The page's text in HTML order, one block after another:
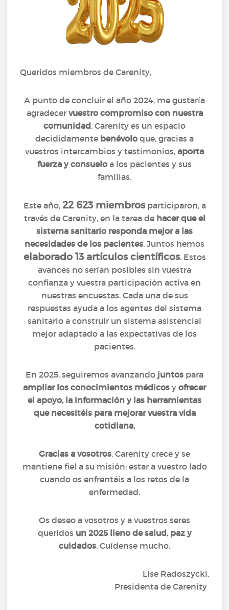
Queridos miembros de Carenity,
A punto de concluir el año 2024, me gustaría
agradecer vuestro compromiso con nuestra
comunidad. Carenity es un espacio
decididamente benévolo que, gracias a
vuestros intercambios y testimonios, aporta
fuerza y consuelo a los pacientes y sus
familias.
Este año, 22 623 miembrosparticiparon, a
través de Carenity, en la tarea de hacer que el
sistema sanitario responda mejor a las
necesidades de los pacientes. Juntos hemos
elaborado 13 artículos científicos. Estos
avances no serían posibles sin vuestra
confianza y vuestra participación activa en
nuestras encuestas. Cada una de sus
respuestas ayuda a los agentes del sistema
sanitario a construir un sistema asistencial
mejor adaptado a las expectativas de los
pacientes.
En 2025, seguiremos avanzando juntos para
ampliar los conocimientos médicos y ofrecer
el apoyo, la información y las herramientas
que necesitéis para mejorar vuestra vida
cotidiana.
Gracias a vosotros, Carenity crece y se
mantiene fiel a su misión: estar a vuestro lado
cuando os enfrentáis a los retos de la
enfermedad.
Os deseo a vosotros y a vuestros seres
queridos un 2025 lleno de salud, paz y
cuidados. Cuídense mucho,
Lise Radoszycki,
Presidenta de Carenity